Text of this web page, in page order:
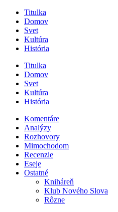
Titulka
Domov
Svet
Kultúra
História
Titulka
Domov
Svet
Kultúra
História
Komentáre
Analýzy
Rozhovory
Mimochodom
Recenzie
Eseje
Ostatné
Kniháreň
Klub Nového Slova
Rôzne